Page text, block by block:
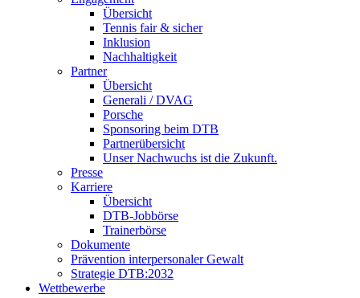
Übersicht
Tennis fair & sicher
Inklusion
Nachhaltigkeit
Partner
Übersicht
Generali / DVAG
Porsche
Sponsoring beim DTB
Partnerübersicht
Unser Nachwuchs ist die Zukunft.
Presse
Karriere
Übersicht
DTB-Jobbörse
Trainerbörse
Dokumente
Prävention interpersonaler Gewalt
Strategie DTB:2032
Wettbewerbe